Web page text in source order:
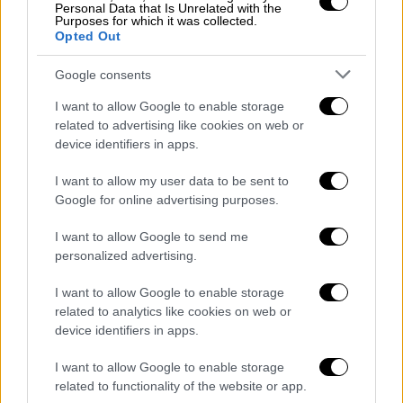
Personal Data that Is Unrelated with the
Purposes for which it was collected.
Opted Out
Google consents
I want to allow Google to enable storage
related to advertising like cookies on web or
device identifiers in apps.
I want to allow my user data to be sent to
Google for online advertising purposes.
I want to allow Google to send me
personalized advertising.
I want to allow Google to enable storage
related to analytics like cookies on web or
device identifiers in apps.
I want to allow Google to enable storage
related to functionality of the website or app.
αποτελείται από περισσότερες από 100
ένοπλες υποομάδες και της οποίας τα
περισσότερα μέλη είναι Τούτσι που
εγκατέλειψαν τον στρατό του Κονγκό πριν
από 10 και πλέον χρόνια.Τον περασμένο
μήνα, η οργάνωση κατέλαβε την Γκόμα, τη
μεγαλύτερη πόλη της περιοχής.
https://twitter.com/acprdcongo/status/18951
04942118973769
Ο ρόλος της Ρουάντα
Η προέλαση της M23 είναι η σοβαρότερη
κλιμάκωση της μακροχρόνιας σύγκρουσης
στην ανατολική ΛΔΚ εδώ και περισσότερο
από μια δεκαετία, η οποία έχει τις ρίζες της
στη γενοκτονία της Ρουάντα το 1994 και